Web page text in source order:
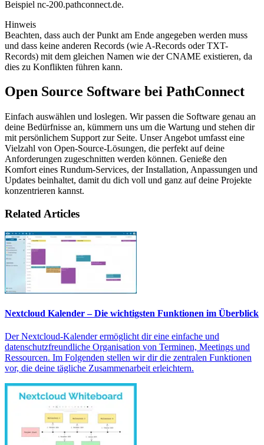
Beispiel nc-200.pathconnect.de.
Hinweis
Beachten, dass auch der Punkt am Ende angegeben werden muss
und dass keine anderen Records (wie A-Records oder TXT-
Records) mit dem gleichen Namen wie der CNAME existieren, da
dies zu Konflikten führen kann.
Open Source Software bei PathConnect
Einfach auswählen und loslegen. Wir passen die Software genau an
deine Bedürfnisse an, kümmern uns um die Wartung und stehen dir
mit persönlichem Support zur Seite. Unser Angebot umfasst eine
Vielzahl von Open-Source-Lösungen, die perfekt auf deine
Anforderungen zugeschnitten werden können. Genieße den
Komfort eines Rundum-Services, der Installation, Anpassungen und
Updates beinhaltet, damit du dich voll und ganz auf deine Projekte
konzentrieren kannst.
Related Articles
Nextcloud Kalender – Die wichtigsten Funktionen im Überblick
Der Nextcloud-Kalender ermöglicht dir eine einfache und
datenschutzfreundliche Organisation von Terminen, Meetings und
Ressourcen. Im Folgenden stellen wir dir die zentralen Funktionen
vor, die deine tägliche Zusammenarbeit erleichtern.